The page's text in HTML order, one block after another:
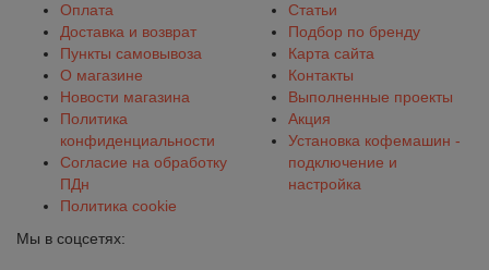
Оплата
Доставка и возврат
Пункты самовывоза
О магазине
Новости магазина
Политика
конфиденциальности
Согласие на обработку
ПДн
Политика cookie
Статьи
Подбор по бренду
Карта сайта
Контакты
Выполненные проекты
Акция
Установка кофемашин -
подключение и
настройка
Мы в соцсетях: